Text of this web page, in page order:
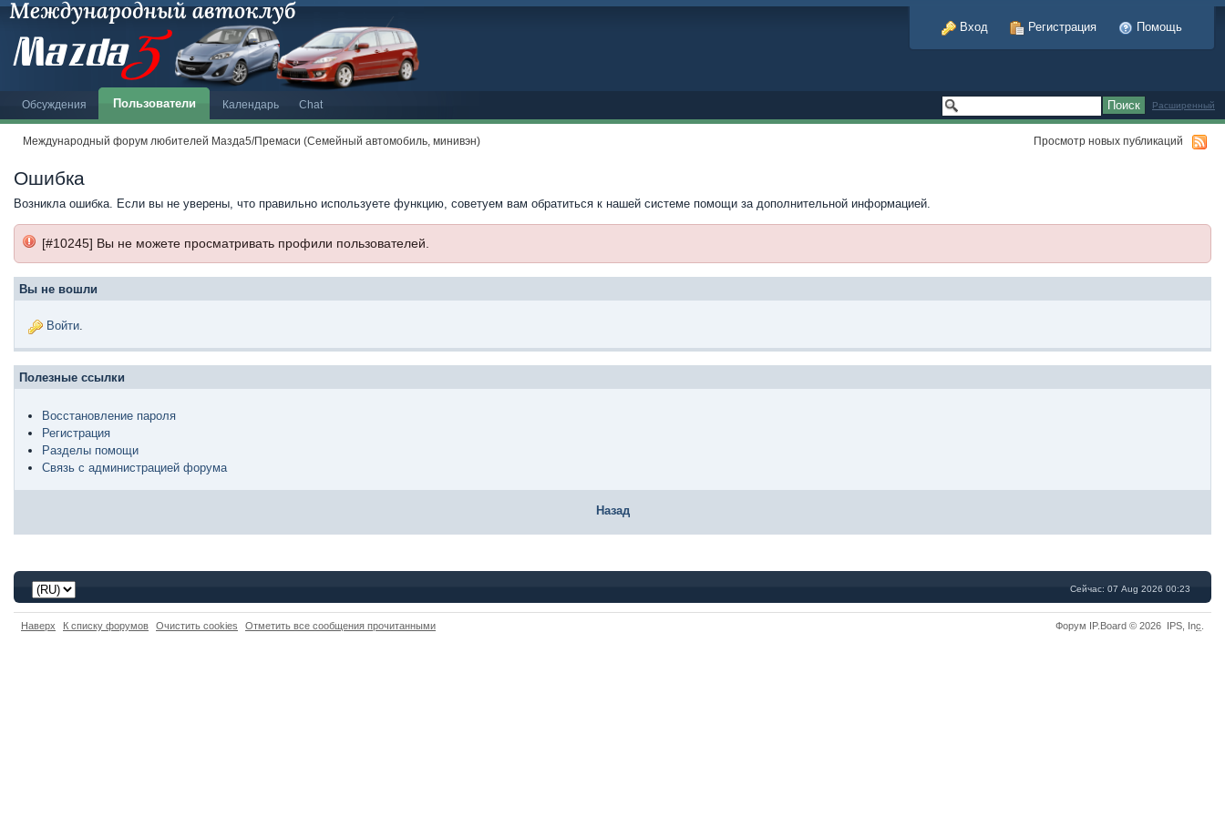
Вход Регистрация Помощь
Расширенный
Обсуждения Пользователи Календарь Chat
Международный форум любителей Мазда5/Премаси (Семейный автомобиль, минивэн) Просмотр новых публикаций
Ошибка
Возникла ошибка. Если вы не уверены, что правильно используете функцию, советуем вам обратиться к нашей системе помощи за дополнительной информацией.
[#10245] Вы не можете просматривать профили пользователей.
Вы не вошли
Войти.
Полезные ссылки
Восстановление пароля
Регистрация
Разделы помощи
Связь с администрацией форума
Назад
Сейчас: 07 Aug 2026 00:23
Наверх К списку форумов Очистить cookies Отметить все сообщения прочитанными Форум IP.Board © 2026 IPS, Inc